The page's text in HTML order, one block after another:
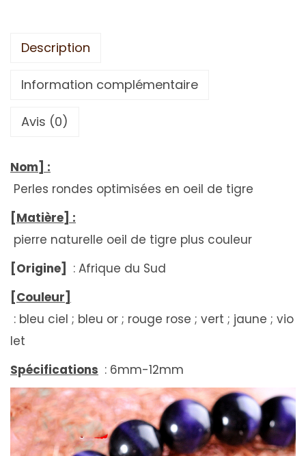
Description
Information complémentaire
Avis (0)
Nom] :
Perles rondes optimisées en oeil de tigre
[Matière] :
pierre naturelle oeil de tigre plus couleur
[Origine]
: Afrique du Sud
[Couleur]
: bleu ciel ; bleu or ; rouge rose ; vert ; jaune ; vio
let
Spécifications : 6mm-12mm